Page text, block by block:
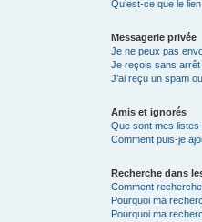
Qu’est-ce que le
Messagerie privée
Je ne peux pas
Je reçois sans
J’ai reçu un spam
Amis et ignorés
Que sont mes listes
Comment puis-je
Recherche dans
Comment
Pourquoi ma
Pourquoi ma